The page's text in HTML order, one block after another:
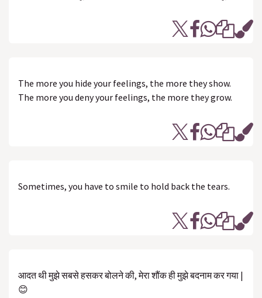
The more you hide your feelings, the more they show.
The more you deny your feelings, the more they grow.
Sometimes, you have to smile to hold back the tears.
आदत थी मुझे सबसे हसकर बोलने की, मेरा शौंक ही मुझे बदनाम कर गया |
😊